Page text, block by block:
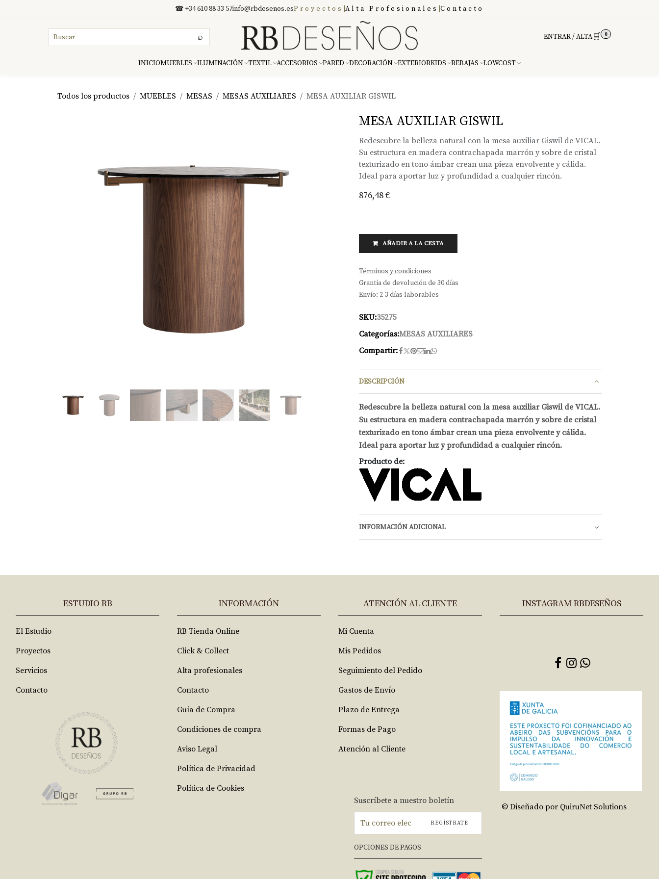
☎ +34 610 88 33 57info@rbdesenos.esProyectos Alta Profesionales Contacto
⌕ ENTRAR / ALTA🛒 0
INICIOMUEBLES ILUMINACIÓN TEXTIL ACCESORIOS PARED DECORACIÓN EXTERIORKIDS REBAJAS LOWCOST
Todos los productos MUEBLES MESAS MESAS AUXILIARES MESA AUXILIAR GISWIL
MESA AUXILIAR GISWIL
Redescubre la belleza natural con la mesa auxiliar Giswil de VICAL.
Su estructura en madera contrachapada marrón y sobre de cristal
texturizado en tono ámbar crean una pieza envolvente y cálida.
Ideal para aportar luz y profundidad a cualquier rincón.
876,48€
AÑADIR A LA CESTA
Términos y condiciones
Grantía de devolución de 30 días
Envío: 2-3 días laborables
SKU:35275
Categorías:MESAS AUXILIARES
Compartir:
DESCRIPCIÓN
Redescubre la belleza natural con la mesa auxiliar Giswil de VICAL.
Su estructura en madera contrachapada marrón y sobre de cristal
texturizado en tono ámbar crean una pieza envolvente y cálida.
Ideal para aportar luz y profundidad a cualquier rincón.
Producto de:
INFORMACIÓN ADICIONAL
ESTUDIO RB
El Estudio
Proyectos
Servicios
Contacto
INFORMACIÓN
RB Tienda Online
Click & Collect
Alta profesionales
Contacto
Guía de Compra
Condiciones de compra
Aviso Legal
Política de Privacidad
Política de Cookies
ATENCIÓN AL CLIENTE
Mi Cuenta
Mis Pedidos
Seguimiento del Pedido
Gastos de Envío
Plazo de Entrega
Formas de Pago
Atención al Cliente
Suscríbete a nuestro boletín
REGÍSTRATE
OPCIONES DE PAGOS
INSTAGRAM RBDESEÑOS
© Diseñado por QuiruNet Solutions